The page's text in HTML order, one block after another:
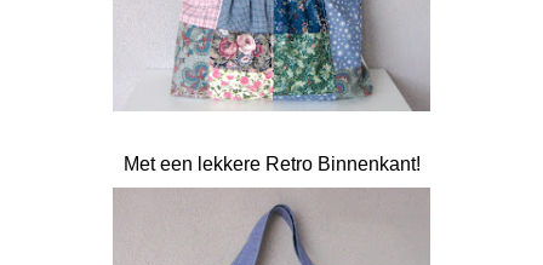
Met een lekkere Retro Binnenkant!